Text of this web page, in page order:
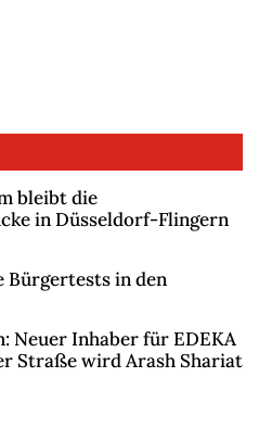
bleibt die
in Düsseldorf-Flingern
Bürgertests in den
Neuer Inhaber für EDEKA
Straße wird Arash Shariat